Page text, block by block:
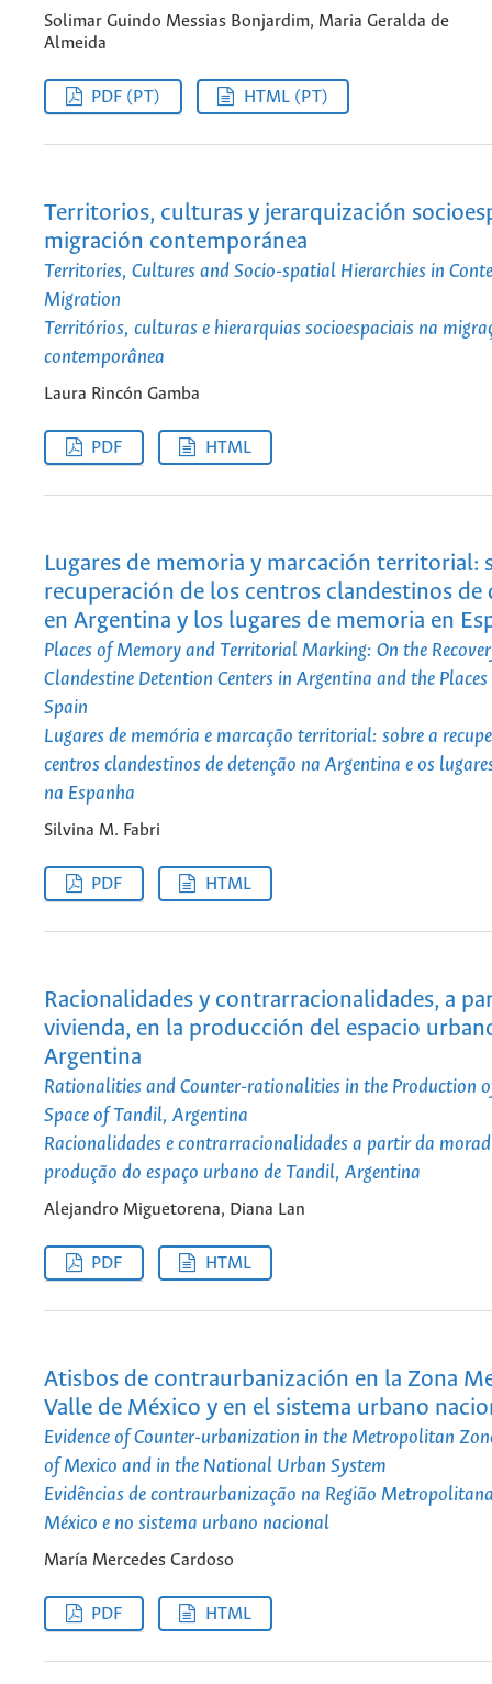
Solimar Guindo Messias Bonjardim, Maria Geralda de
Almeida
PDF (PT) HTML (PT)
Territorios, culturas y jerarquización
migración contemporánea
Territories, Cultures and Socio-spatial Hierarchies in
Migration
Territórios, culturas e hierarquias socioespaciais na
contemporânea
Laura Rincón Gamba
PDF HTML
Lugares de memoria y marcación territorial:
recuperación de los centros clandestinos de
en Argentina y los lugares de memoria en
Places of Memory and Territorial Marking: On the
Clandestine Detention Centers in Argentina and the
Spain
Lugares de memória e marcação territorial: sobre a
centros clandestinos de detenção na Argentina e os
na Espanha
Silvina M. Fabri
PDF HTML
Racionalidades y contrarracionalidades, a
vivienda, en la producción del espacio
Argentina
Rationalities and Counter-rationalities in the Production
Space of Tandil, Argentina
Racionalidades e contrarracionalidades a partir da
produção do espaço urbano de Tandil, Argentina
Alejandro Miguetorena, Diana Lan
PDF HTML
Atisbos de contraurbanización en la Zona
Valle de México y en el sistema urbano
Evidence of Counter-urbanization in the Metropolitan
of Mexico and in the National Urban System
Evidências de contraurbanização na Região
México e no sistema urbano nacional
María Mercedes Cardoso
PDF HTML